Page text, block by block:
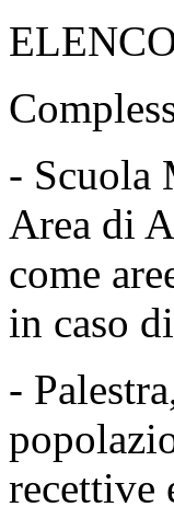
- Scuola
Area di
come
in caso
-
recettive